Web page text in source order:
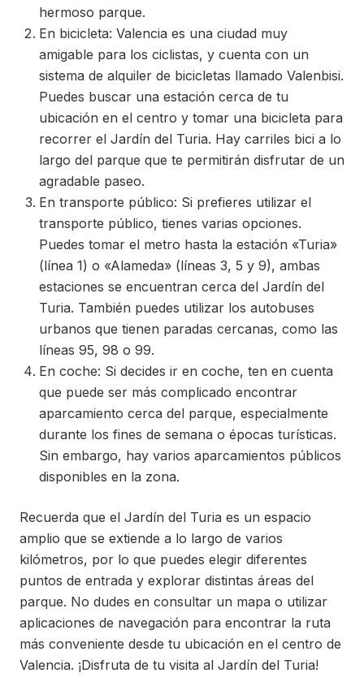
hermoso parque.
En bicicleta: Valencia es una ciudad muy
amigable para los ciclistas, y cuenta con un
sistema de alquiler de bicicletas llamado Valenbisi.
Puedes buscar una estación cerca de tu
ubicación en el centro y tomar una bicicleta para
recorrer el Jardín del Turia. Hay carriles bici a lo
largo del parque que te permitirán disfrutar de un
agradable paseo.
En transporte público: Si prefieres utilizar el
transporte público, tienes varias opciones.
Puedes tomar el metro hasta la estación «Turia»
(línea 1) o «Alameda» (líneas 3, 5 y 9), ambas
estaciones se encuentran cerca del Jardín del
Turia. También puedes utilizar los autobuses
urbanos que tienen paradas cercanas, como las
líneas 95, 98 o 99.
En coche: Si decides ir en coche, ten en cuenta
que puede ser más complicado encontrar
aparcamiento cerca del parque, especialmente
durante los fines de semana o épocas turísticas.
Sin embargo, hay varios aparcamientos públicos
disponibles en la zona.
Recuerda que el Jardín del Turia es un espacio
amplio que se extiende a lo largo de varios
kilómetros, por lo que puedes elegir diferentes
puntos de entrada y explorar distintas áreas del
parque. No dudes en consultar un mapa o utilizar
aplicaciones de navegación para encontrar la ruta
más conveniente desde tu ubicación en el centro de
Valencia. ¡Disfruta de tu visita al Jardín del Turia!